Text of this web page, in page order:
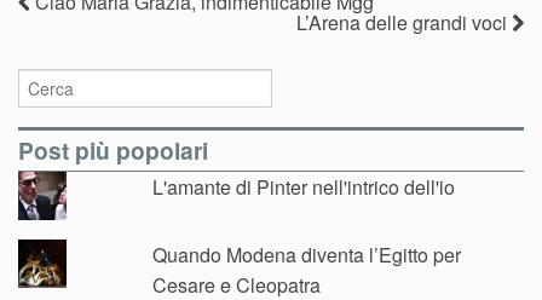
L’Arena delle grandi voci
Post più popolari
L'amante di Pinter nell'intrico dell'io
Quando Modena diventa l’Egitto per
Cesare e Cleopatra